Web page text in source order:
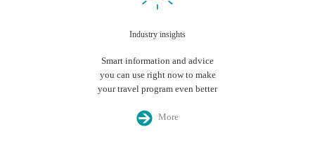
Industry insights
Smart information and advice
you can use right now to make
your travel program even better
More